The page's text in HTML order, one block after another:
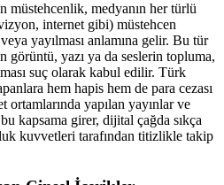
müstehcenlik, medyanın her türlü
internet gibi) müstehcen
yayılması anlamına gelir. Bu tür
görüntü, yazı ya da seslerin topluma,
suç olarak kabul edilir. Türk
hem hapis hem de para cezası
yapılan yayınlar ve
kapsama girer, dijital çağda sıkça
kuvvetleri tarafından titizlikle takip